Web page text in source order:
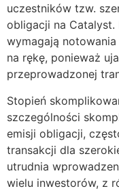
uczestników tzw.
obligacji na
wymagają
na rękę, ponieważ
przeprowadzonej
Stopień
szczególności
emisji obligacji,
transakcji dla
utrudnia
wielu inwestorów, z